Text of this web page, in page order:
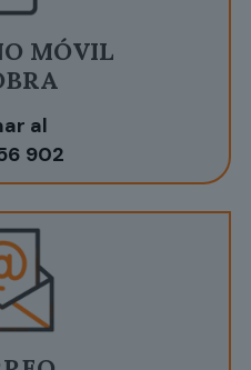
MÓVIL
al
902